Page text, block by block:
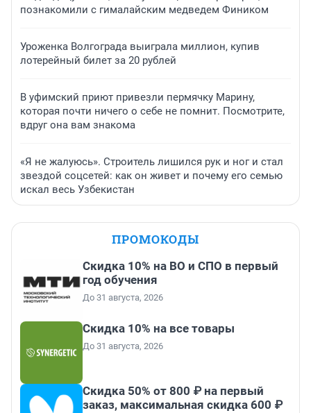
познакомили с гималайским медведем Фиником
Уроженка Волгограда выиграла миллион, купив
лотерейный билет за 20 рублей
В уфимский приют привезли пермячку Марину,
которая почти ничего о себе не помнит. Посмотрите,
вдруг она вам знакома
«Я не жалуюсь». Строитель лишился рук и ног и стал
звездой соцсетей: как он живет и почему его семью
искал весь Узбекистан
ПРОМОКОДЫ
Скидка 10% на ВО и СПО в первый
год обучения
До 31 августа, 2026
Скидка 10% на все товары
До 31 августа, 2026
Скидка 50% от 800 ₽ на первый
заказ, максимальная скидка 600 ₽